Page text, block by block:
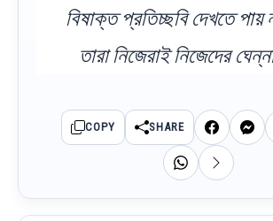
বিষাক্ত প্রতিচ্ছবি দেখতে পায়
তারা নিজেরাই নিজেদের
COPY SHARE